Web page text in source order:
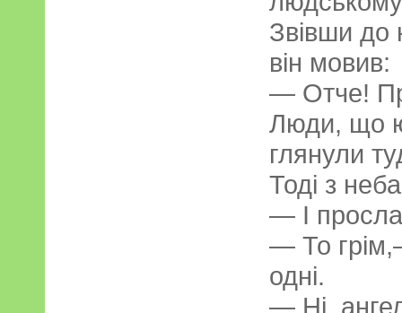
Звівши до
він мовив:
— Отче!
Люди, що
глянули
Тоді з
— І
— То
одні.
— Ні,